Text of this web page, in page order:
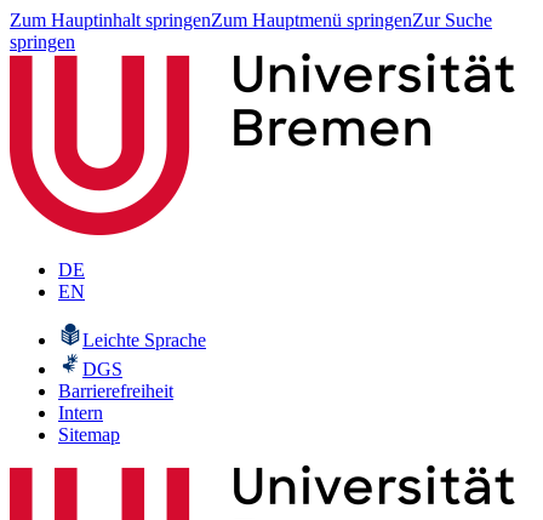
Zum Hauptinhalt springenZum Hauptmenü springenZur Suche
springen
DE
EN
Leichte Sprache
DGS
Barrierefreiheit
Intern
Sitemap